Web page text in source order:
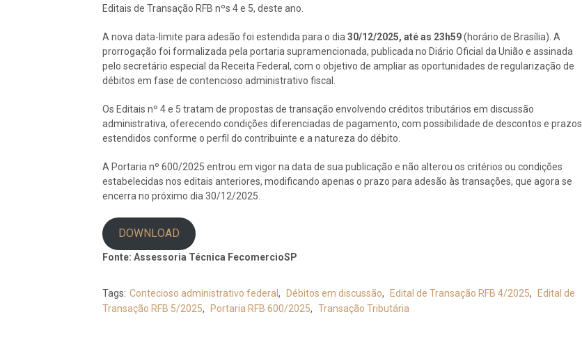
Editais de Transação RFB nºs 4 e 5, deste ano.
A nova data-limite para adesão foi estendida para o dia 30/12/2025, até as 23h59(horário de Brasília). A
prorrogação foi formalizada pela portaria supramencionada, publicada no Diário Oficial da União e assinada
pelo secretário especial da Receita Federal, com o objetivo de ampliar as oportunidades de regularização de
débitos em fase de contencioso administrativo fiscal.
Os Editais nº 4 e 5 tratam de propostas de transação envolvendo créditos tributários em discussão
administrativa, oferecendo condições diferenciadas de pagamento, com possibilidade de descontos e prazos
estendidos conforme o perfil do contribuinte e a natureza do débito.
A Portaria nº 600/2025 entrou em vigor na data de sua publicação e não alterou os critérios ou condições
estabelecidas nos editais anteriores, modificando apenas o prazo para adesão às transações, que agora se
encerra no próximo dia 30/12/2025.
DOWNLOAD
Fonte: Assessoria Técnica FecomercioSP
Tags: Contecioso administrativo federal , Débitos em discussão, Edital de Transação RFB 4/2025,
Edital de
Transação RFB 5/2025, Portaria RFB 600/2025, Transação Tributária